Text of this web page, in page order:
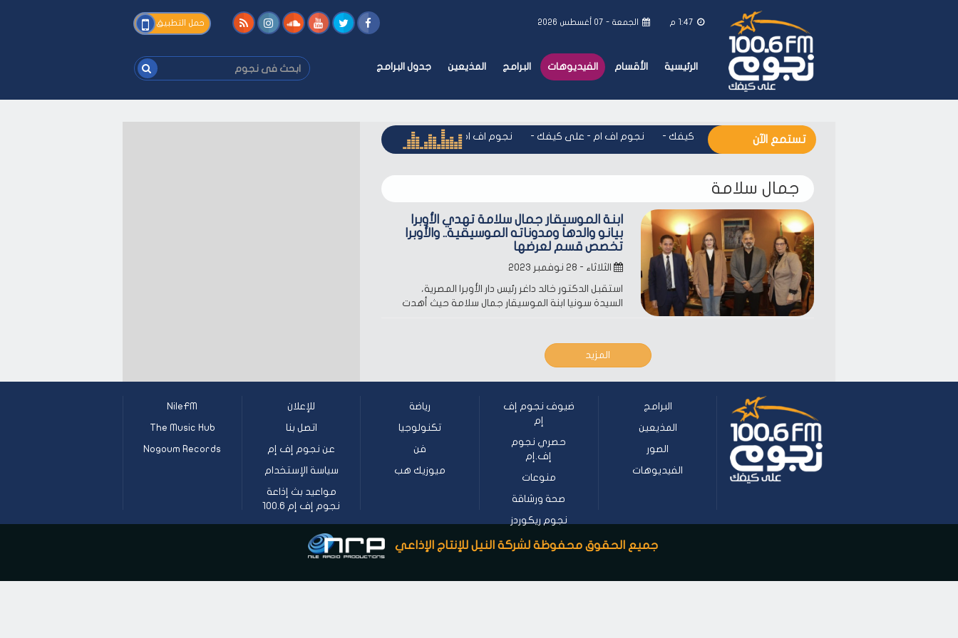
1:47 م الجمعة - ٠٧ أغسطس ٢٠٢٦ حمل التطبيق
الرئيسية الأقسام الفيديوهات البرامج المذيعين جدول البرامج
ابحث
فى
فى
تستمع الآن -نجوم اف ام - على كيفك -نجوم اف ام - على كيفك نجوم اف ام - على كيفك نجوم اف ام - على كيفك
جمال سلامة
ابنة الموسيقار جمال سلامة تهدي الأوبرا
بيانو والدها ومدوناته الموسيقية.. والأوبرا
تخصص قسم لعرضها
الثلاثاء - ٢٨ نوفمبر ٢٠٢٣
استقبل الدكتور خالد داغر رئيس دار الأوبرا المصرية،
السيدة سونيا ابنة الموسيقار جمال سلامة حيث أهدت
المزيد
البرامج
المذيعين
الصور
الفيديوهات
ضيوف نجوم إف
إم
حصري نجوم
إف.إم
منوعات
صحة ورشاقة
نجوم ريكوردز
رياضة
تكنولوجيا
فن
ميوزيك هب
للإعلان
اتصل بنا
عن نجوم إف إم
سياسة الإستخدام
مواعيد بث إذاعة
نجوم إف إم 100.6
NileFM
The Music Hub
Nogoum Records
جميع الحقوق محفوظة لشركة النيل للإنتاج الإذاعي